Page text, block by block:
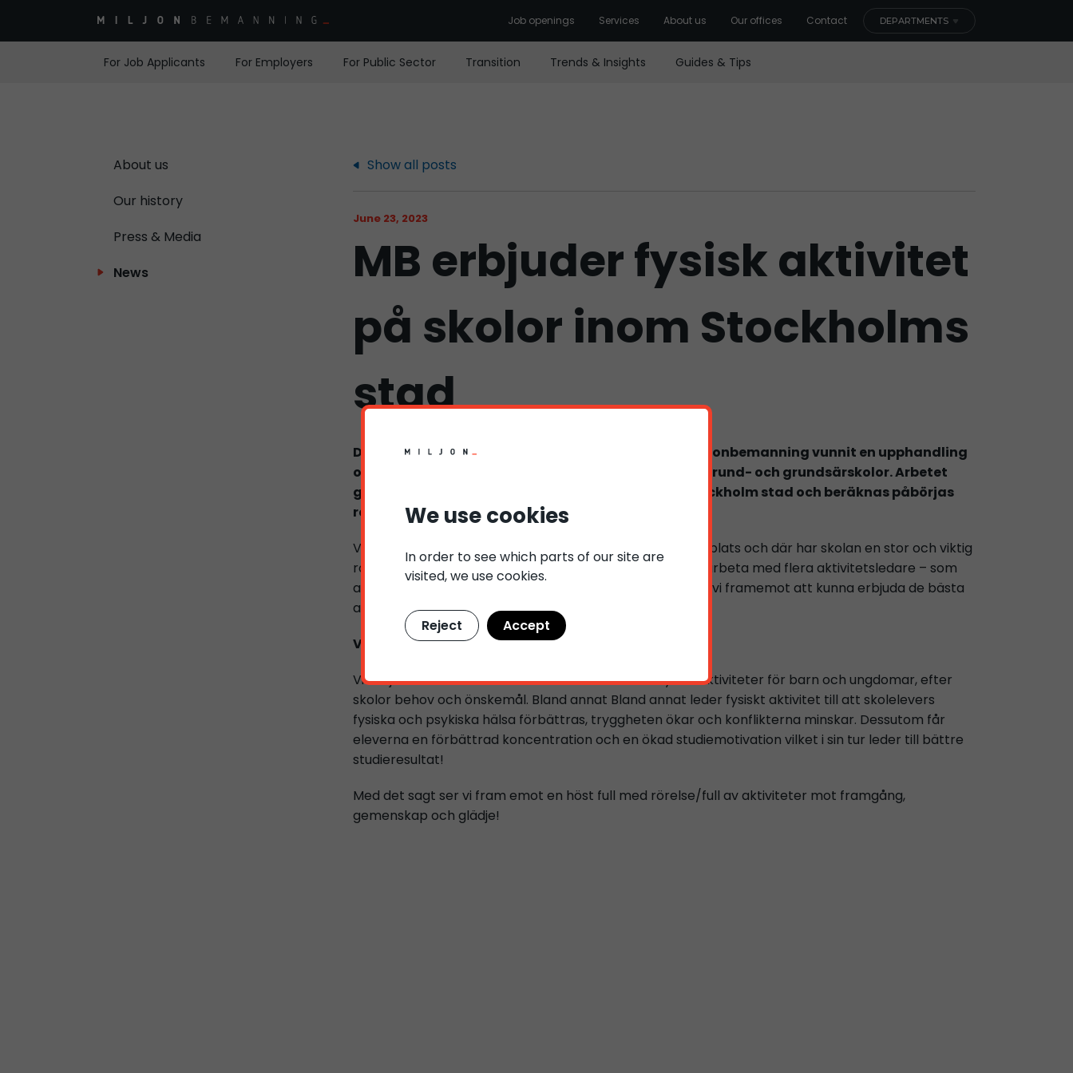
Job openings Services About us Our offices Contact DEPARTMENTS
For Job Applicants For Employers For Public Sector Transition Trends & Insights Guides & Tips
About us
Our history
Press & Media
News
Show all posts
June 23, 2023
MB erbjuder fysisk aktivitet
på skolor inom Stockholms
stad
Det är med stolthet och glädje vi kan berätta att Miljonbemanning vunnit en upphandling
om fysisk aktivitet i Stockholms stads kommunala grund- och grundsärskolor. Arbetet
görs i samarbete med Utbildningsförvaltningen Stockholm stad och beräknas påbörjas
redan i höst!
Vår vision har alltid varit att göra samhället till en bättre plats och där har skolan en stor och viktig
roll! Under våra verksamma år har vi haft förmånen att arbeta med flera aktivitetsledare – som
alla drivits av viljan att skapa en god folkhälsa. Därför ser vi framemot att kunna erbjuda de bästa
aktivitetsledarna för barn och ungdomar i Stockholm!
Varför fysisk aktivitet?
Vi erbjuder aktivitetsledare som håller i skräddarsydda aktiviteter för barn och ungdomar, efter
skolor behov och önskemål. Bland annat Bland annat leder fysiskt aktivitet till att skolelevers
fysiska och psykiska hälsa förbättras, tryggheten ökar och konflikterna minskar. Dessutom får
eleverna en förbättrad koncentration och en ökad studiemotivation vilket i sin tur leder till bättre
studieresultat!
Med det sagt ser vi fram emot en höst full med rörelse/full av aktiviteter mot framgång,
gemenskap och glädje!
We use cookies
In order to see which parts of our site are
visited, we use cookies.
Reject Accept